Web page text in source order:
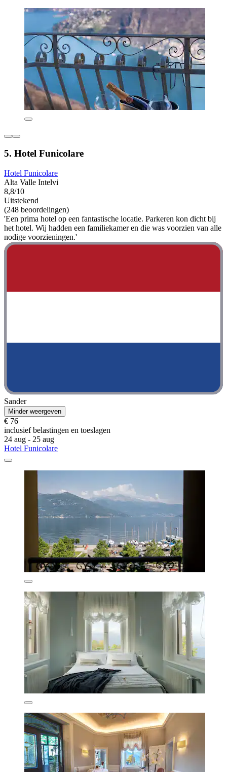
5. Hotel Funicolare
Hotel Funicolare
Alta Valle Intelvi
8,8/10
Uitstekend
(248 beoordelingen)
'Een prima hotel op een fantastische locatie. Parkeren kon dicht bij
het hotel. Wij hadden een familiekamer en die was voorzien van alle
nodige voorzieningen.'
Sander
Minder weergeven
€ 76
inclusief belastingen en toeslagen
24 aug - 25 aug
Hotel Funicolare